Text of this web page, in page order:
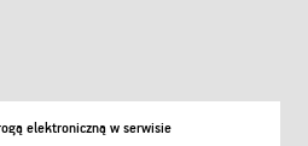
elektroniczną w serwisie